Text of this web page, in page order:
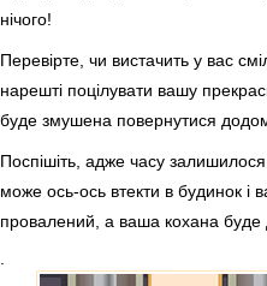
нічого!
Перевірте, чи вистачить у вас
нарешті поцілувати вашу
буде змушена повернутися
Поспішіть, адже часу
може ось-ось втекти в будинок
провалений, а ваша кохана буде